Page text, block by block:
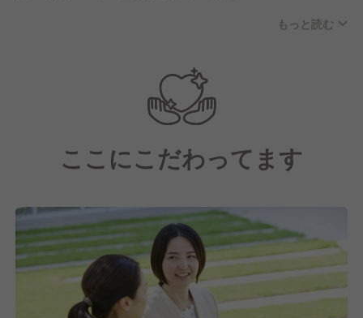
チームワークを大切にしており、組織としての仕組み
些細なことにも気を配り合い、お互いが働きやすい環
境作りを行っています。
そのため、分からないことがあっても聞きやすい雰囲
気があり、新しく入社される方も安心です！
もっと読む
ここにこだわってます